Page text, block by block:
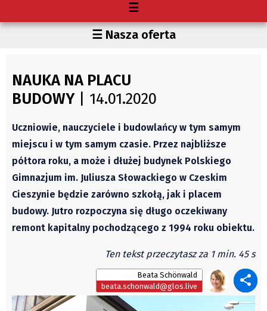
☰
O nas
Archiwum
Autorzy
Fundusz Rozwoju Zaolzia
Kontakt
Sekretariat
Redaktorzy
Napisz artykuł
Zamów prenumeratę
OGÓLNE WARUNKI HANDLOWE
Všeobecné obchodní podmínky
☰ Nasza oferta
Świat
Kongres Polaków
PZKO
NAUKA NA PLACU
BUDOWY| 14.01.2020
Uczniowie, nauczyciele i budowlańcy w tym samym
miejscu i w tym samym czasie. Przez najbliższe
półtora roku, a może i dłużej budynek Polskiego
Gimnazjum im. Juliusza Słowackiego w Czeskim
Cieszynie będzie zarówno szkołą, jak i placem
budowy. Jutro rozpoczyna się długo oczekiwany
remont kapitalny pochodzącego z 1994 roku obiektu.
Ten tekst przeczytasz za 1 min. 45 s
Beata Schönwald
beata.schonwald@glos.live